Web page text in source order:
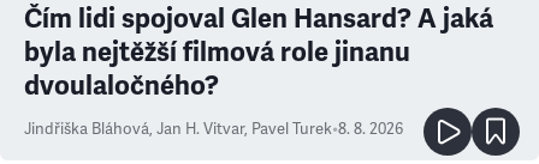
Čím lidi spojoval Glen Hansard? A jaká
byla nejtěžší filmová role jinanu
dvoulaločného?
Jindřiška Bláhová, Jan H. Vitvar, Pavel Turek•8. 8. 2026